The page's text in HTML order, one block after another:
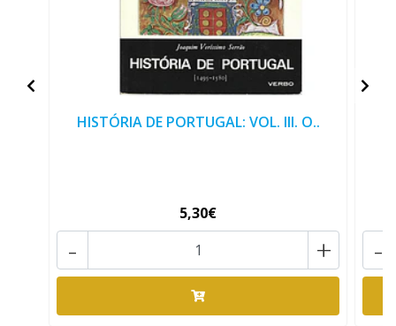
HISTÓRIA DE PORTUGAL: VOL. III. O..
5,30€
+
- -